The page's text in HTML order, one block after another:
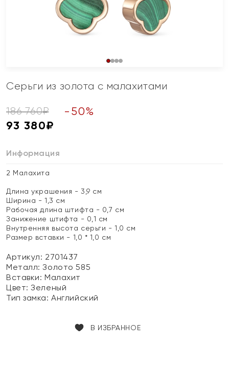
Серьги из золота с малахитами
186 760₽ - 50%
93 380₽
Информация
2 Малахита
Длина украшения - 3,9 см
Ширина - 1,3 см
Рабочая длина штифта - 0,7 см
Занижение штифта - 0,1 см
Внутренняя высота серьги - 1,0 см
Размер вставки - 1,0 * 1,0 см
Артикул: 2701437
Металл:Золото 585
Вставки:Малахит
Цвет:Зеленый
Тип замка:Английский
В ИЗБРАННОЕ